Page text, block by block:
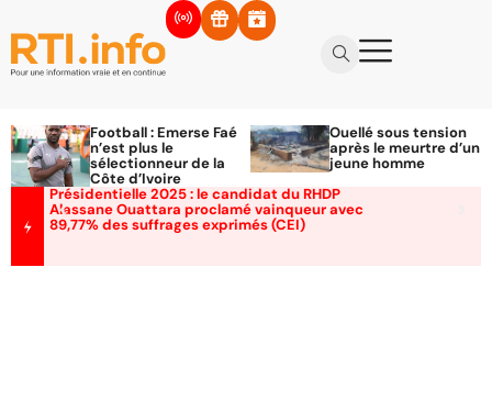
Football : Emerse Faé
n’est plus le
sélectionneur de la
Côte d’Ivoire
Ouellé sous tension
après le meurtre d’un
jeune homme
Présidentielle 2025 : le candidat du RHDP
Alassane Ouattara proclamé vainqueur avec
89,77% des suffrages exprimés (CEI)